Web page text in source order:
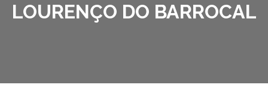
LOURENÇO DO BARROCAL